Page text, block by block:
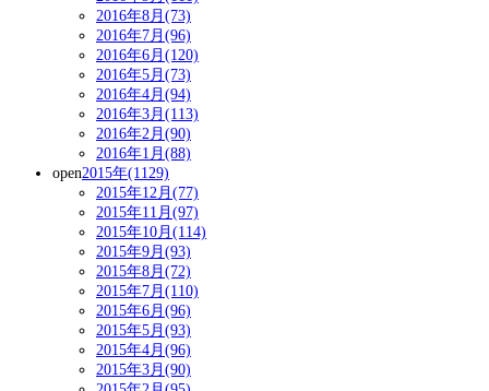
2016年8月(73)
2016年7月(96)
2016年6月(120)
2016年5月(73)
2016年4月(94)
2016年3月(113)
2016年2月(90)
2016年1月(88)
open2015年(1129)
2015年12月(77)
2015年11月(97)
2015年10月(114)
2015年9月(93)
2015年8月(72)
2015年7月(110)
2015年6月(96)
2015年5月(93)
2015年4月(96)
2015年3月(90)